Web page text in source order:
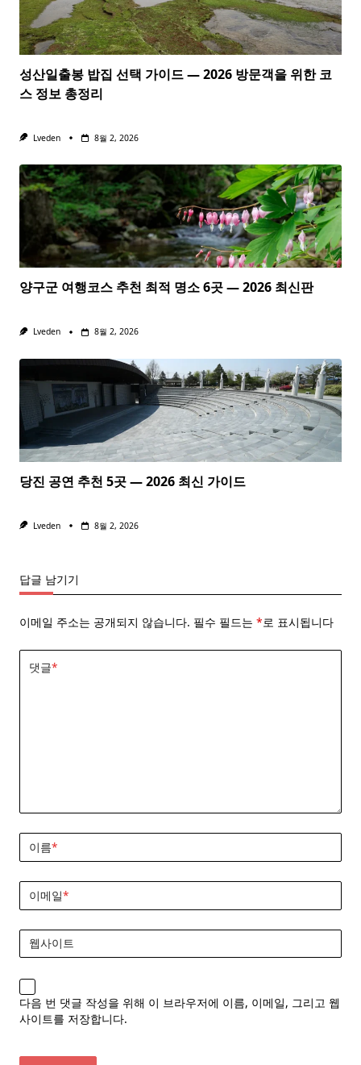
성산일출봉 밥집 선택 가이드 — 2026 방문객을 위한 코
스 정보 총정리
Lveden 8월 2, 2026
양구군 여행코스 추천 최적 명소 6곳 — 2026 최신판
Lveden 8월 2, 2026
당진 공연 추천 5곳 — 2026 최신 가이드
Lveden 8월 2, 2026
답글 남기기
이메일 주소는 공개되지 않습니다. 필수 필드는 *로 표시됩니다
댓글*
이름*
이메일*
웹사이트
다음 번 댓글 작성을 위해 이 브라우저에 이름, 이메일, 그리고 웹
사이트를 저장합니다.